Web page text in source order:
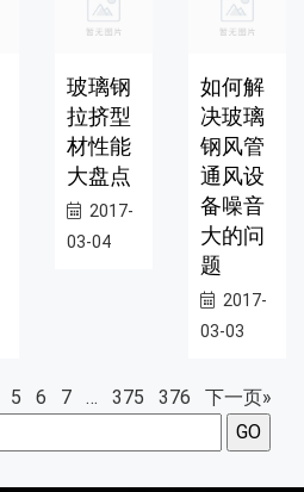
玻璃钢
拉挤型
材性能
大盘点
2017-
03-04
如何解
决玻璃
钢风管
通风设
备噪音
大的问
题
2017-
03-03
5 6 7 … 375 376
下一页»